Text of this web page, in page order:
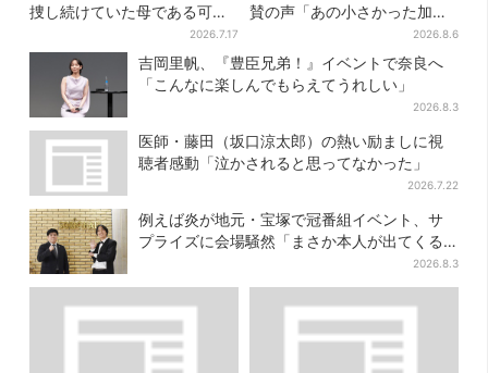
捜し続けていた母である可能
性が浮上？ SNS驚き「灯台下
暗しすぎる」
2026.7.17
賛の声「あの小さかった加恋
ちゃんが…」朝ドラ視聴者し
みじみ
2026.8.6
吉岡里帆、『豊臣兄弟！』イベントで奈良へ
「こんなに楽しんでもらえてうれしい」
2026.8.3
医師・藤田（坂口涼太郎）の熱い励ましに視
聴者感動「泣かされると思ってなかった」
2026.7.22
例えば炎が地元・宝塚で冠番組イベント、サ
プライズに会場騒然「まさか本人が出てくる
2026.8.3